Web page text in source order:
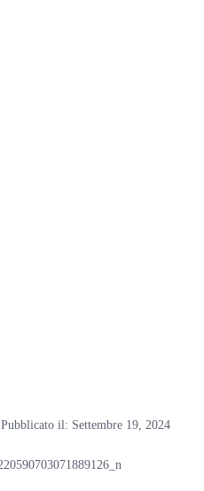
Pubblicato il: Settembre 19, 2024